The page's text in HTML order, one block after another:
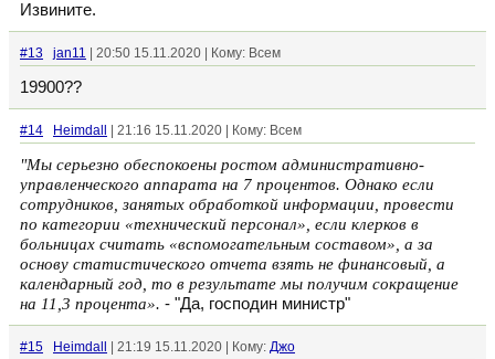
Извините.
#13 jan11 | 20:50 15.11.2020 | Кому: Всем
19900??
#14 Heimdall | 21:16 15.11.2020 | Кому: Всем
"Мы серьезно обеспокоены ростом административно-
управленческого аппарата на 7 процентов. Однако если
сотрудников, занятых обработкой информации, провести
по категории «технический персонал», если клерков в
больницах считать «вспомогательным составом», а за
основу статистического отчета взять не финансовый, а
календарный год, то в результате мы получим сокращение
на 11,3 процента». - "Да, господин министр"
#15 Heimdall | 21:19 15.11.2020 | Кому: Джо